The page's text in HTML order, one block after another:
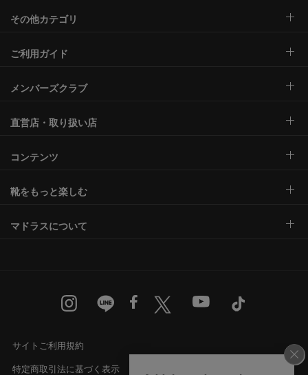
その他カテゴリ
ご利用ガイド
メンバーズクラブ
直営店・取り扱い店
コンテンツ
靴をもっと楽しむ
マドラスについて
サイトご利用規約
特定商取引法に基づく表示